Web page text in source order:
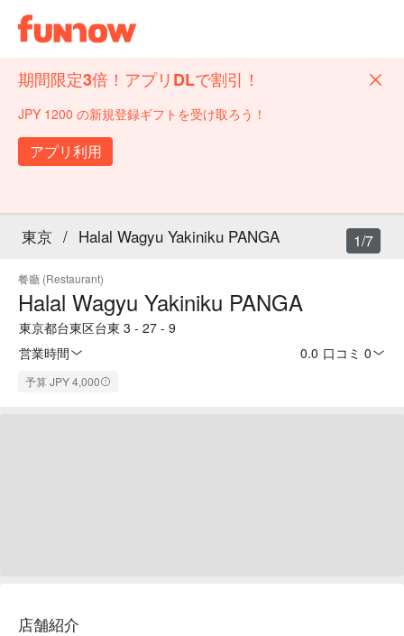
期間限定3倍！アプリDLで割引！
JPY 1200 の新規登録ギフトを受け取ろう！
アプリ利用
東京 / Halal Wagyu Yakiniku PANGA
餐廳 (Restaurant)
Halal Wagyu Yakiniku PANGA
東京都台東区台東 3 - 27 - 9
営業時間
0.0 口コミ 0
予算 JPY 4,000
1/7
店舗紹介